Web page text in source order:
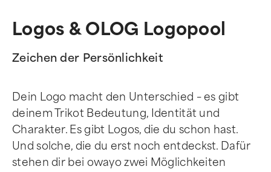
Logos & OLOG Logopool
Zeichen der Persönlichkeit
Dein Logo macht den Unterschied – es gibt
deinem Trikot Bedeutung, Identität und
Charakter. Es gibt Logos, die du schon hast.
Und solche, die du erst noch entdeckst. Dafür
stehen dir bei owayo zwei Möglichkeiten